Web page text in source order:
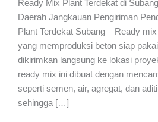
Ready Mix Plant Terdekat di
Daerah Jangkauan Pengiriman
Plant Terdekat Subang – Ready
yang memproduksi beton siap
dikirimkan langsung ke lokasi
ready mix ini dibuat dengan
seperti semen, air, agregat, dan
sehingga […]